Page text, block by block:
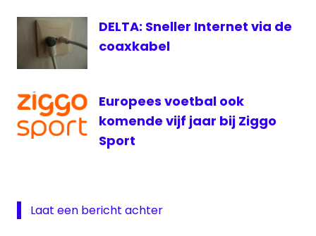
DELTA: Sneller Internet via de
coaxkabel
Europees voetbal ook
komende vijf jaar bij Ziggo
Sport
Laat een bericht achter